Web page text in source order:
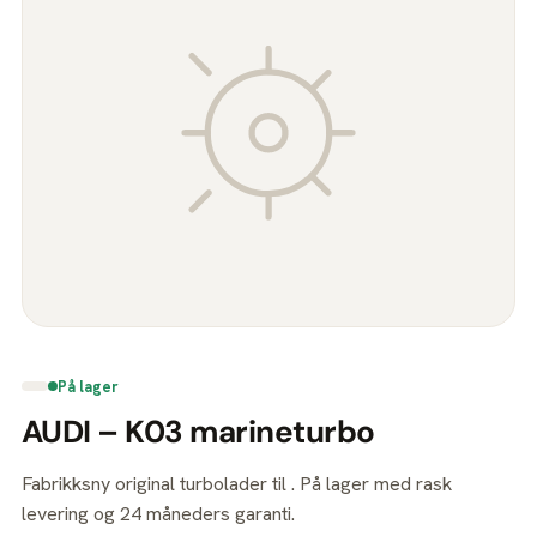
På lager
AUDI – K03 marineturbo
Fabrikksny original turbolader til . På lager med rask
levering og 24 måneders garanti.